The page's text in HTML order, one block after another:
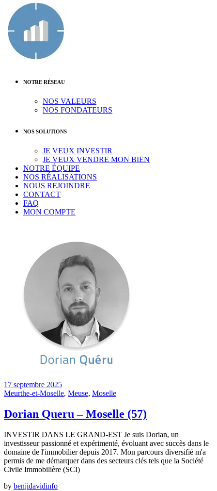
NOTRE RÉSEAU
NOS VALEURS
NOS FONDATEURS
NOS SOLUTIONS
JE VEUX INVESTIR
JE VEUX VENDRE MON BIEN
NOTRE ÉQUIPE
NOS RÉALISATIONS
NOUS REJOINDRE
CONTACT
FAQ
MON COMPTE
17 septembre 2025
Meurthe-et-Moselle, Meuse, Moselle
Dorian Queru – Moselle (57)
INVESTIR DANS LE GRAND-EST Je suis Dorian, un
investisseur passionné et expérimenté, évoluant avec succès dans le
domaine de l'immobilier depuis 2017. Mon parcours diversifié m'a
permis de me démarquer dans des secteurs clés tels que la Société
Civile Immobilière (SCI)
by benjidavidinfo